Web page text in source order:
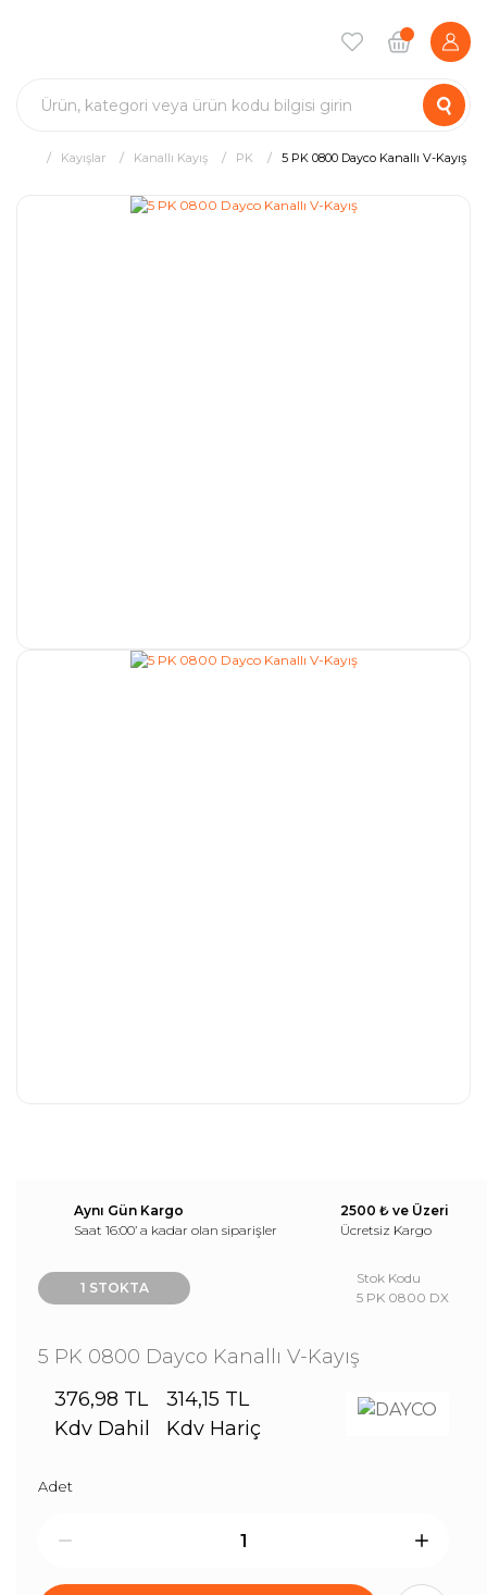
Kayışlar Kanallı Kayış PK 5 PK 0800 Dayco Kanallı V-Kayış
Aynı Gün Kargo
Saat 16:00’ a kadar olan siparişler
2500 ₺ ve Üzeri
Ücretsiz Kargo
1 STOKTA
Stok Kodu
5 PK 0800 DX
5 PK 0800 Dayco Kanallı V-Kayış
376,98 TL
Kdv Dahil
314,15 TL
Kdv Hariç
Adet